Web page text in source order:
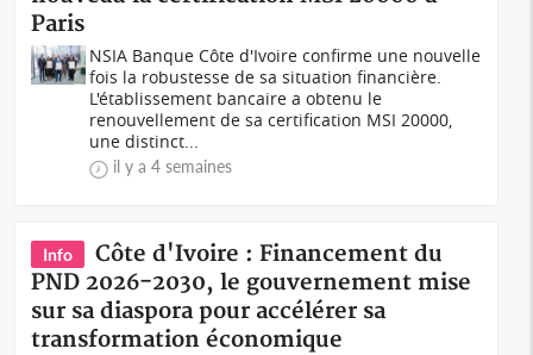
Paris
NSIA Banque Côte d'Ivoire confirme une nouvelle
fois la robustesse de sa situation financière.
L'établissement bancaire a obtenu le
renouvellement de sa certification MSI 20000,
une distinct...
il y a 4 semaines
Info
Côte d'Ivoire : Financement du
PND 2026-2030, le gouvernement mise
sur sa diaspora pour accélérer sa
transformation économique